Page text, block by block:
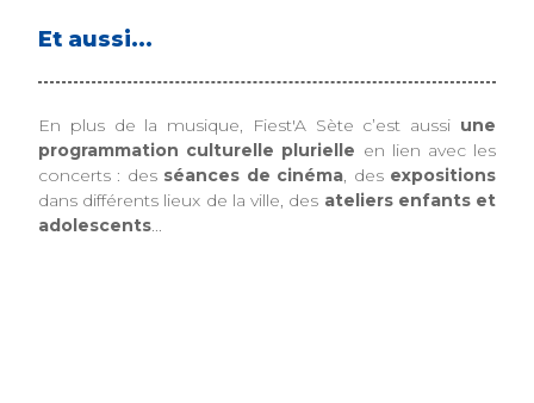
Et aussi...
En plus de la musique, Fiest'A Sète c’est aussi une
programmation culturelle plurielle en lien avec les
concerts : des séances de cinéma, des expositions
dans différents lieux de la ville, des ateliers enfants et
adolescents...